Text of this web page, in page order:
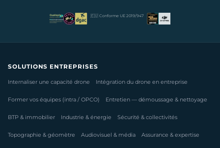
🇪🇺 Conforme UE 2019/947
SOLUTIONS ENTREPRISES
Internaliser une capacité drone Intégration du drone en entreprise
Former vos équipes (intra / OPCO) Entretien — démoussage & nettoyage
BTP & immobilier Industrie & énergie Sécurité & collectivités
Topographie & géomètre Audiovisuel & média Assurance & expertise